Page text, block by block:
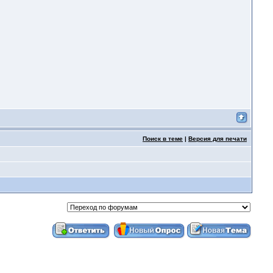
Поиск в теме | Версия для печати